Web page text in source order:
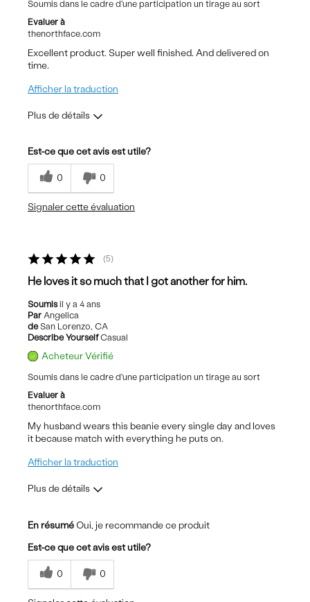
Soumis dans le cadre d'une participation un tirage au sort
Evaluer à
thenorthface.com
Excellent product. Super well finished. And delivered on
time.
Afficher la traduction
Plus de détails
Casual Wear
Est-ce que cet avis est utile?
0 0
Signaler cette évaluation
5
He loves it so much that I got another for him.
Soumisil y a 4 ans
Par Angelica
de San Lorenzo, CA
Describe YourselfCasual
Acheteur Vérifié
Soumis dans le cadre d'une participation un tirage au sort
Evaluer à
thenorthface.com
My husband wears this beanie every single day and loves
it because match with everything he puts on.
Afficher la traduction
Plus de détails
Comfortable
Lightweight
En résumé Oui, je recommande ce produit
Est-ce que cet avis est utile?
0 0